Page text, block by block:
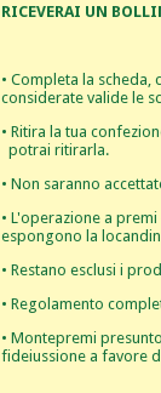
RICEVERAI UN
• Completa la
considerate valide le
• Ritira la tua
potrai ritirarla.
• Non saranno
• L'operazione a
espongono la
• Restano esclusi i
• Regolamento
• Montepremi
fideiussione a favore